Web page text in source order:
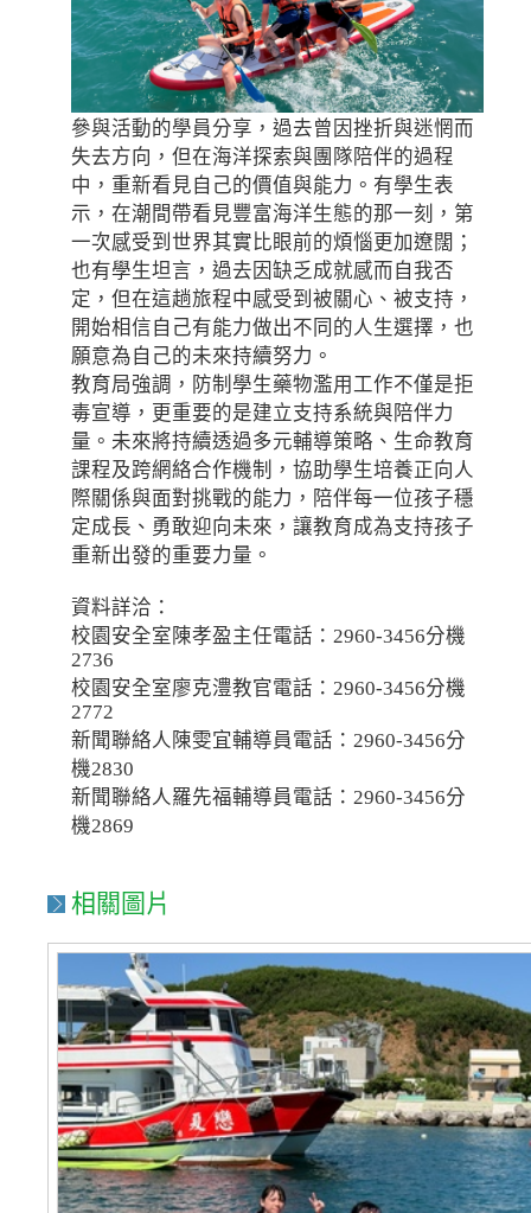
參與活動的學員分享，過去曾因挫折與迷惘而
失去方向，但在海洋探索與團隊陪伴的過程
中，重新看見自己的價值與能力。有學生表
示，在潮間帶看見豐富海洋生態的那一刻，第
一次感受到世界其實比眼前的煩惱更加遼闊；
也有學生坦言，過去因缺乏成就感而自我否
定，但在這趟旅程中感受到被關心、被支持，
開始相信自己有能力做出不同的人生選擇，也
願意為自己的未來持續努力。
教育局強調，防制學生藥物濫用工作不僅是拒
毒宣導，更重要的是建立支持系統與陪伴力
量。未來將持續透過多元輔導策略、生命教育
課程及跨網絡合作機制，協助學生培養正向人
際關係與面對挑戰的能力，陪伴每一位孩子穩
定成長、勇敢迎向未來，讓教育成為支持孩子
重新出發的重要力量。
資料詳洽：
校園安全室陳孝盈主任電話：2960-3456分機
2736
校園安全室廖克澧教官電話：2960-3456分機
2772
新聞聯絡人陳雯宜輔導員電話：2960-3456分
機2830
新聞聯絡人羅先福輔導員電話：2960-3456分
機2869
相關圖片